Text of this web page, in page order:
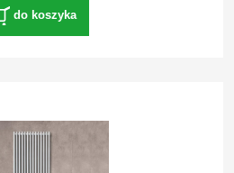
do koszyka